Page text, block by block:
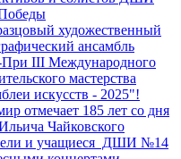
художественный
ансамбль
III Международного
мастерства
искусств - 2025"!
отмечает 185 лет со дня
Чайковского
и учащиеся ДШИ №14